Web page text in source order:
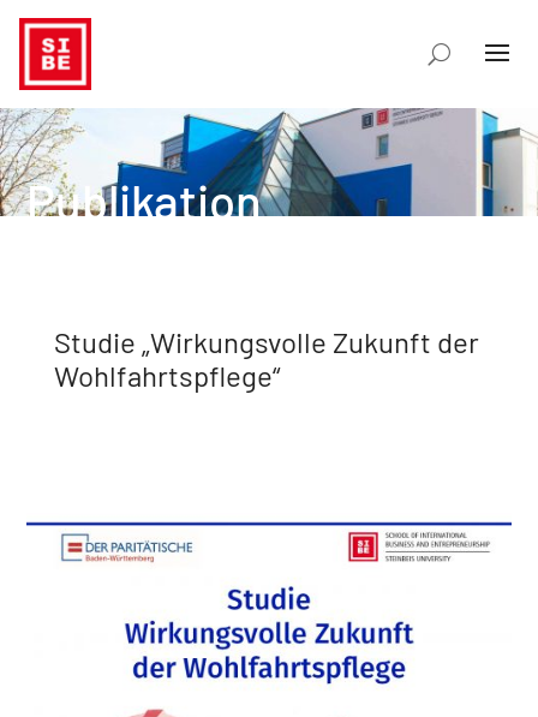
Publikation
Studie „Wirkungsvolle Zukunft der
Wohlfahrtspflege“